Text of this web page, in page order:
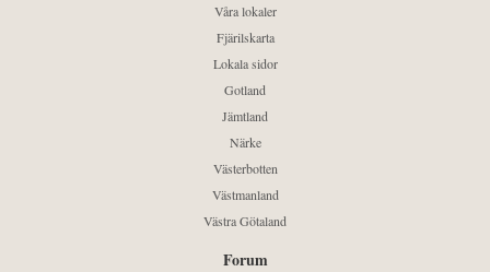
Våra lokaler
Fjärilskarta
Lokala sidor
Gotland
Jämtland
Närke
Västerbotten
Västmanland
Västra Götaland
Forum